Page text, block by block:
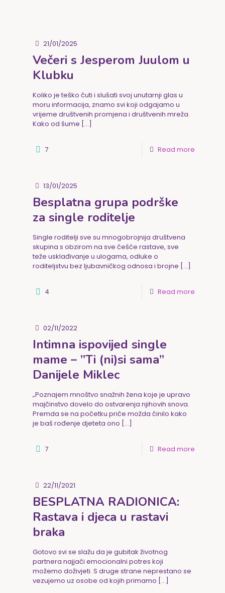
21/01/2025
Večeri s Jesperom Juulom u
Klubku
Koliko je teško čuti i slušati svoj unutarnji glas u
moru informacija, znamo svi koji odgajamo u
vrijeme društvenih promjena i društvenih mreža.
Kako od šume […]
7 Read more
13/01/2025
Besplatna grupa podrške
za single roditelje
Single roditelji sve su mnogobrojnija društvena
skupina s obzirom na sve češće rastave, sve
teže usklađivanje u ulogama, odluke o
roditeljstvu bez ljubavničkog odnosa i brojne […]
4 Read more
02/11/2022
Intimna ispovijed single
mame – ”Ti (ni)si sama”
Danijele Miklec
„Poznajem mnoštvo snažnih žena koje je upravo
majčinstvo dovelo do ostvarenja njihovih snova.
Premda se na početku priče možda činilo kako
je baš rođenje djeteta ono […]
7 Read more
22/11/2021
BESPLATNA RADIONICA:
Rastava i djeca u rastavi
braka
Gotovo svi se slažu da je gubitak životnog
partnera najjači emocionalni potres koji
možemo doživjeti. S druge strane neprestano se
vezujemo uz osobe od kojih primamo […]